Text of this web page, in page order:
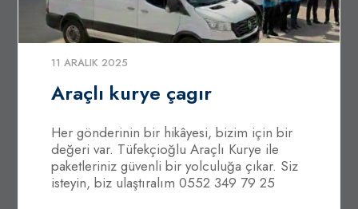
11 ARALIK 2025
Araçlı kurye çagır
Her gönderinin bir hikâyesi, bizim için bir
değeri var. Tüfekçioğlu Araçlı Kurye ile
paketleriniz güvenli bir yolculuğa çıkar. Siz
isteyin, biz ulaştıralım 0552 349 79 25